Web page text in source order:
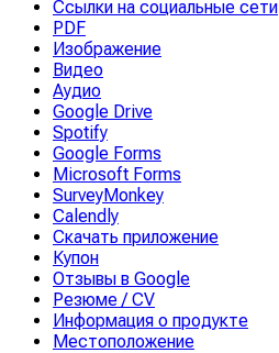
Ссылки на социальные сети
PDF
Изображение
Видео
Аудио
Google Drive
Spotify
Google Forms
Microsoft Forms
SurveyMonkey
Calendly
Скачать приложение
Купон
Отзывы в Google
Резюме / CV
Информация о продукте
Местоположение